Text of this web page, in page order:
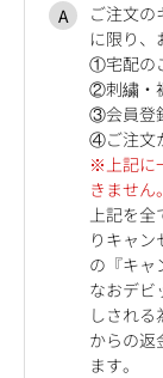
ご注文の
に限り、
①宅配の
②刺繍・
③会員登
④ご注文
※上記に
きません。
上記を全
りキャ
の『キャ
なおデビ
しされ
からの返
ます。